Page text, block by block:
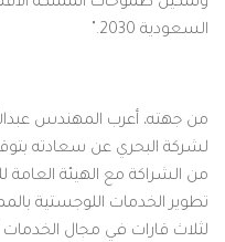
السعودية 2030."​
من جهته، أعرب المهندس
لشركة البحري عن سعادته
من الشراكة مع الهيئة العامة
تطوير الخدمات اللوجستية
لثلاث قارات في مجال